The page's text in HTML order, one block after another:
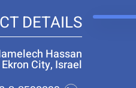
DETAILS
Hassan
City, Israel